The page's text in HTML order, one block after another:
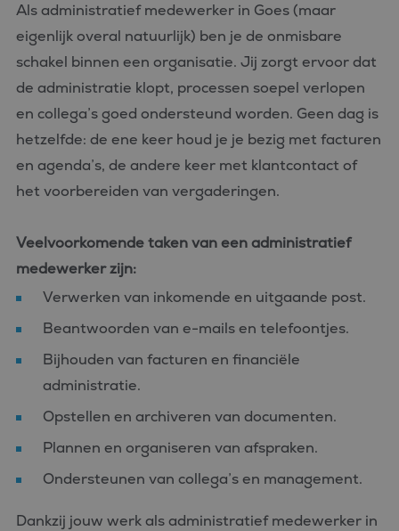
Als administratief medewerker in Goes (maar
eigenlijk overal natuurlijk) ben je de onmisbare
schakel binnen een organisatie. Jij zorgt ervoor dat
de administratie klopt, processen soepel verlopen
en collega’s goed ondersteund worden. Geen dag is
hetzelfde: de ene keer houd je je bezig met facturen
en agenda’s, de andere keer met klantcontact of
het voorbereiden van vergaderingen.
Veelvoorkomende taken van een administratief
medewerker zijn:
Verwerken van inkomende en uitgaande post.
Beantwoorden van e-mails en telefoontjes.
Bijhouden van facturen en financiële
administratie.
Opstellen en archiveren van documenten.
Plannen en organiseren van afspraken.
Ondersteunen van collega’s en management.
Dankzij jouw werk als administratief medewerker in